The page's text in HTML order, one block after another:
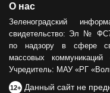
О нас
Зеленоградский
свидетельство: Эл №
по надзору в сфере
массовых
Учредитель: МАУ «РГ
12+ Данный сайт не